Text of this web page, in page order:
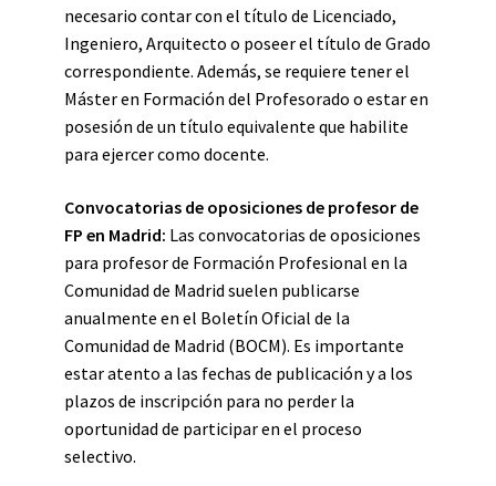
necesario contar con el título de Licenciado,
Ingeniero, Arquitecto o poseer el título de Grado
correspondiente. Además, se requiere tener el
Máster en Formación del Profesorado o estar en
posesión de un título equivalente que habilite
para ejercer como docente.
Convocatorias de oposiciones de profesor de
FP en Madrid: Las convocatorias de oposiciones
para profesor de Formación Profesional en la
Comunidad de Madrid suelen publicarse
anualmente en el Boletín Oficial de la
Comunidad de Madrid (BOCM). Es importante
estar atento a las fechas de publicación y a los
plazos de inscripción para no perder la
oportunidad de participar en el proceso
selectivo.